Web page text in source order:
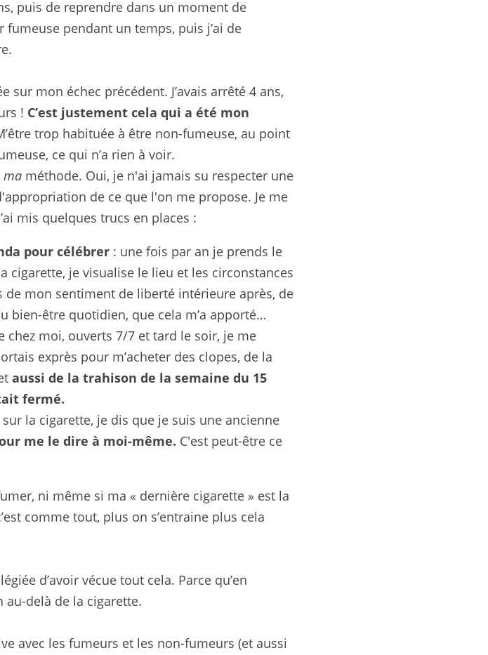
puis de reprendre dans un moment de
fumeuse pendant un temps, puis j’ai de
mon échec précédent. J’avais arrêté 4 ans,
! C’est justement cela qui a été mon
trop habituée à être non-fumeuse, au point
ce qui n’a rien à voir.
ma méthode. Oui, je n'ai jamais su respecter une
de ce que l'on me propose. Je me
mis quelques trucs en places :
pour célébrer : une fois par an je prends le
cigarette, je visualise le lieu et les circonstances
mon sentiment de liberté intérieure après, de
bien-être quotidien, que cela m’a apporté…
chez moi, ouverts 7/7 et tard le soir, je me
exprès pour m’acheter des clopes, de la
aussi de la trahison de la semaine du 15
fermé.
la cigarette, je dis que je suis une ancienne
me le dire à moi-même. C'est peut-être ce
ni même si ma « dernière cigarette » est la
comme tout, plus on s’entraine plus cela
d’avoir vécue tout cela. Parce qu’en
au-delà de la cigarette.
avec les fumeurs et les non-fumeurs (et aussi